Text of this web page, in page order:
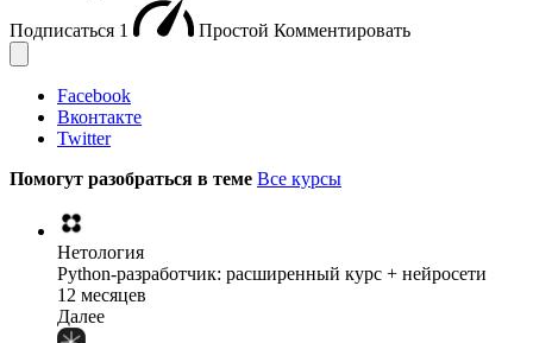
Подписаться 1 Простой Комментировать
Facebook
Вконтакте
Twitter
Помогут разобраться в теме Все курсы
Нетология
Python-разработчик: расширенный курс + нейросети
12 месяцев
Далее